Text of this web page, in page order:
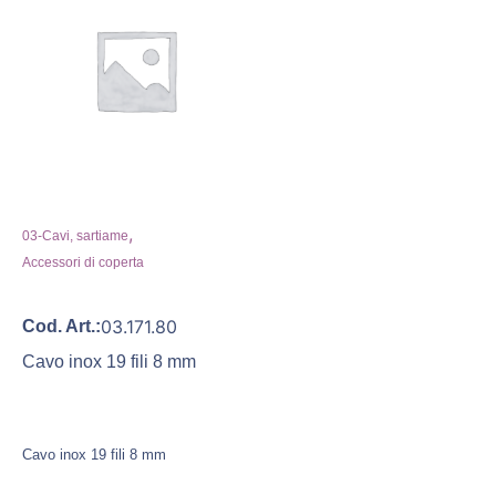
03-Cavi, sartiame,
Accessori di coperta
Cod. Art.:03.171.80
Cavo inox 19 fili 8 mm
Cavo inox 19 fili 8 mm